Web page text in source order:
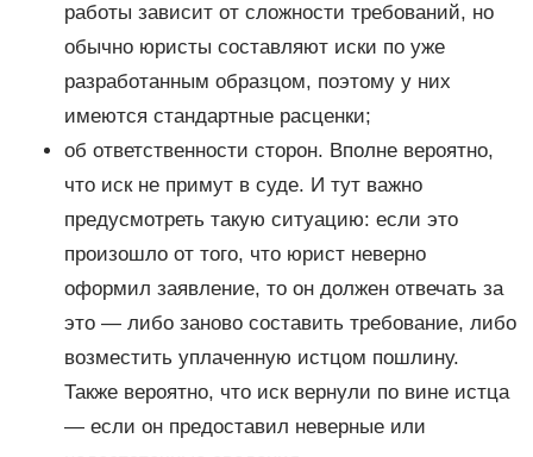
работы зависит от сложности требований, но
обычно юристы составляют иски по уже
разработанным образцом, поэтому у них
имеются стандартные расценки;
об ответственности сторон. Вполне вероятно,
что иск не примут в суде. И тут важно
предусмотреть такую ситуацию: если это
произошло от того, что юрист неверно
оформил заявление, то он должен отвечать за
это — либо заново составить требование, либо
возместить уплаченную истцом пошлину.
Также вероятно, что иск вернули по вине истца
— если он предоставил неверные или